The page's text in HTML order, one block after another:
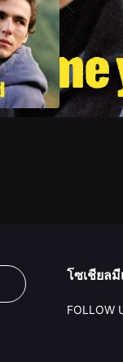
โซเชียลมี
FOLLOW